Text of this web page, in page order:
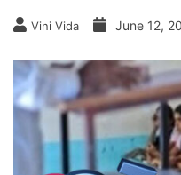
Vini Vida June 12,